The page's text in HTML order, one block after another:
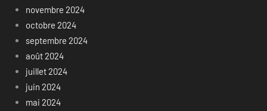
novembre 2024
octobre 2024
septembre 2024
août 2024
juillet 2024
juin 2024
mai 2024